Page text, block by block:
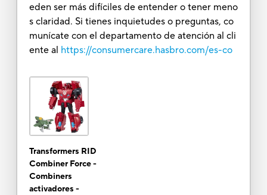
eden ser más difíciles de entender o tener meno
s claridad. Si tienes inquietudes o preguntas, co
munícate con el departamento de atención al cli
ente al https://consumercare.hasbro.com/es-co
Transformers RID
Combiner Force -
Combiners
activadores -